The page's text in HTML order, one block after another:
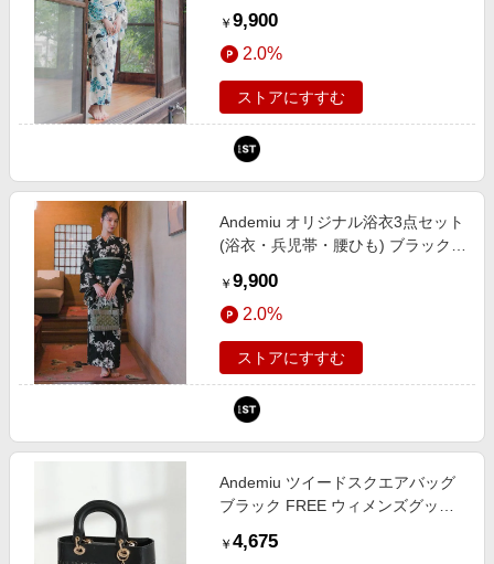
ミュウ 113564 and ST アンドエス
ティ（旧ドットエスティ）
￥ 9,900
2.0%
ストアにすすむ
Andemiu オリジナル浴衣3点セット
(浴衣・兵児帯・腰ひも) ブラック
ュウ 113564 and ST アンドエステ
ィ（旧ドットエスティ）
￥ 9,900
2.0%
ストアにすすむ
Andemiu ツイードスクエアバッグ
ブラック FREE ウィメンズグッズ
ドエスティ（旧ドットエスティ）
￥ 4,675